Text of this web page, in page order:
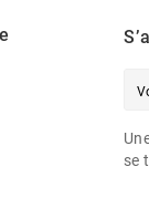
se